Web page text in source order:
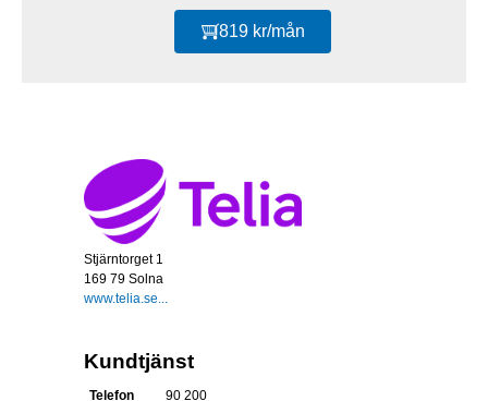
819 kr/mån
Stjärntorget 1
169 79 Solna
www.telia.se...
Kundtjänst
Telefon
90 200